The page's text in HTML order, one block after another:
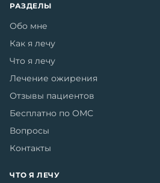
РАЗДЕЛЫ
Обо мне
Как я лечу
Что я лечу
Лечение ожирения
Отзывы пациентов
Бесплатно по ОМС
Вопросы
Контакты
ЧТО Я ЛЕЧУ